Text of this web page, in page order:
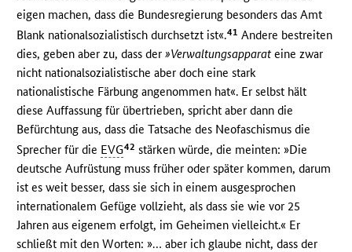
eigen machen, dass die Bundesregierung besonders das Amt
Blank nationalsozialistisch durchsetzt ist«.41 Andere bestreiten
dies, geben aber zu, dass der»Verwaltungsapparat eine zwar
nicht nationalsozialistische aber doch eine stark
nationalistische Färbung angenommen hat«. Er selbst hält
diese Auffassung für übertrieben, spricht aber dann die
Befürchtung aus, dass die Tatsache des Neofaschismus die
Sprecher für die EVG42 stärken würde, die meinten: »Die
deutsche Aufrüstung muss früher oder später kommen, darum
ist es weit besser, dass sie sich in einem ausgesprochen
internationalem Gefüge vollzieht, als dass sie wie vor 25
Jahren aus eigenem erfolgt, im Geheimen vielleicht.« Er
schließt mit den Worten: »… aber ich glaube nicht, dass der